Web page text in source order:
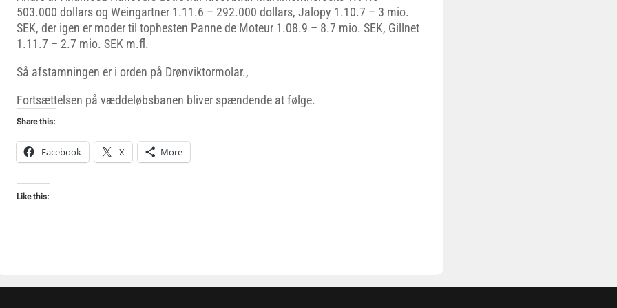
503.000 dollars og Weingartner 1.11.6 – 292.000 dollars, Jalopy 1.10.7 – 3 mio.
SEK, der igen er moder til tophesten Panne de Moteur 1.08.9 – 8.7 mio. SEK, Gillnet
1.11.7 – 2.7 mio. SEK m.fl.
Så afstamningen er i orden på Drønviktormolar.,
Fortsættelsen på væddeløbsbanen bliver spændende at følge.
Share this:
Facebook X More
Like this: